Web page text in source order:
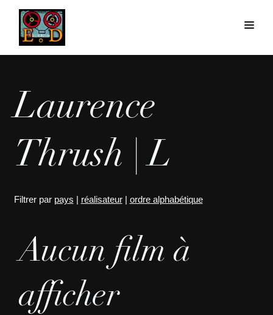
Laurence
Thrush | L
Filtrer par pays | réalisateur| ordre alphabétique
Aucun film à
afficher